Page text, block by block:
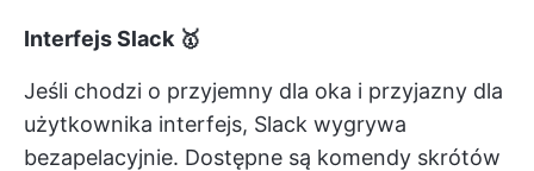
Interfejs Slack 🥇
Jeśli chodzi o przyjemny dla oka i przyjazny dla
użytkownika interfejs, Slack wygrywa
bezapelacyjnie. Dostępne są komendy skrótów